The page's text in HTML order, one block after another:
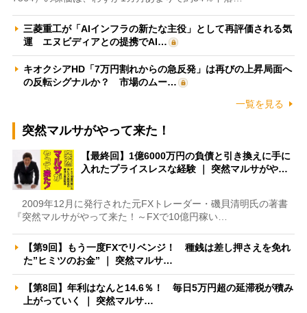
三菱重工が「AIインフラの新たな主役」として再評価される気
運 エヌビディアとの提携でAI…
キオクシアHD「7万円割れからの急反発」は再びの上昇局面へ
の反転シグナルか？ 市場のムー…
一覧を見る
突然マルサがやって来た！
【最終回】1億6000万円の負債と引き換えに手に
入れたプライスレスな経験 ｜ 突然マルサがや…
2009年12月に発行された元FXトレーダー・磯貝清明氏の著書
『突然マルサがやって来た！～FXで10億円稼い…
【第9回】もう一度FXでリベンジ！ 種銭は差し押さえを免れ
た”ヒミツのお金” ｜ 突然マルサ…
【第8回】年利はなんと14.6％！ 毎日5万円超の延滞税が積み
上がっていく ｜ 突然マルサ…